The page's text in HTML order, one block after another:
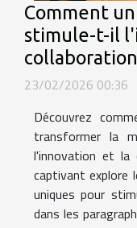
Comment
stimule-t-il
collaboration
23/02/2026 00:36
Découvrez
transformer la
l'innovation et la
captivant explore
uniques pour
dans les